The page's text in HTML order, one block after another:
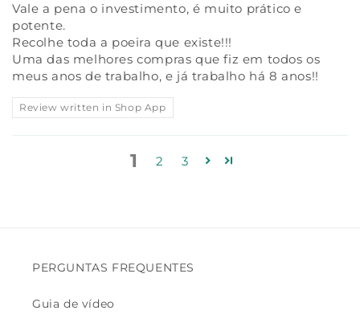
Vale a pena o investimento, é muito prático e
potente.
Recolhe toda a poeira que existe!!!
Uma das melhores compras que fiz em todos os
meus anos de trabalho, e já trabalho há 8 anos!!
Review written in Shop App
1 2 3
PERGUNTAS FREQUENTES
Guia de vídeo